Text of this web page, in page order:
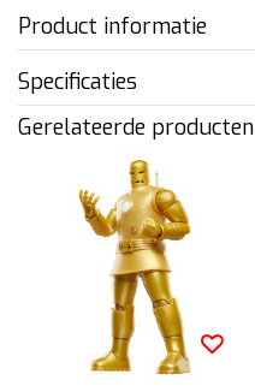
Product informatie
Specificaties
Gerelateerde producten